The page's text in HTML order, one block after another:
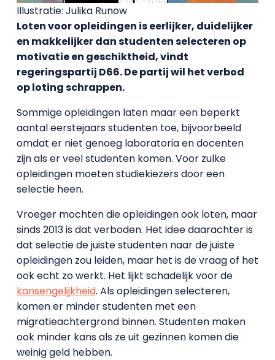
Illustratie: Julika Runow
Loten voor opleidingen is eerlijker, duidelijker
en makkelijker dan studenten selecteren op
motivatie en geschiktheid, vindt
regeringspartij D66. De partij wil het verbod
op loting schrappen.
Sommige opleidingen laten maar een beperkt
aantal eerstejaars studenten toe, bijvoorbeeld
omdat er niet genoeg laboratoria en docenten
zijn als er veel studenten komen. Voor zulke
opleidingen moeten studiekiezers door een
selectie heen.
Vroeger mochten die opleidingen ook loten, maar
sinds 2013 is dat verboden. Het idee daarachter is
dat selectie de juiste studenten naar de juiste
opleidingen zou leiden, maar het is de vraag of het
ook echt zo werkt. Het lijkt schadelijk voor de
kansengelijkheid. Als opleidingen selecteren,
komen er minder studenten met een
migratieachtergrond binnen. Studenten maken
ook minder kans als ze uit gezinnen komen die
weinig geld hebben.